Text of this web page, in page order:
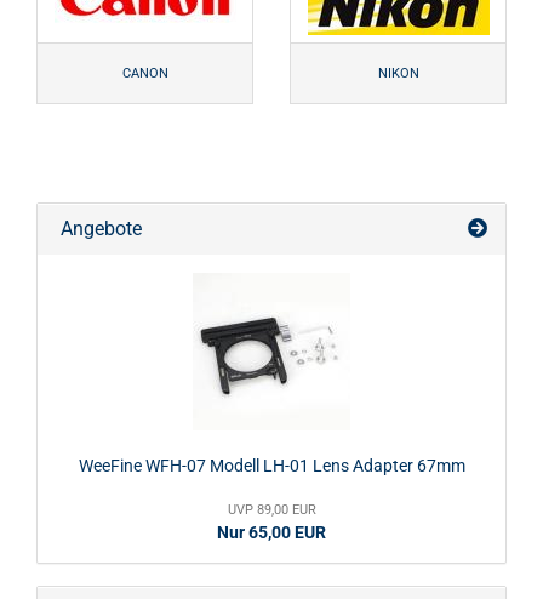
CANON NIKON
Angebote
WeeFine WFH-07 Modell LH-01 Lens Adapter 67mm
UVP 89,00 EUR
Nur 65,00 EUR